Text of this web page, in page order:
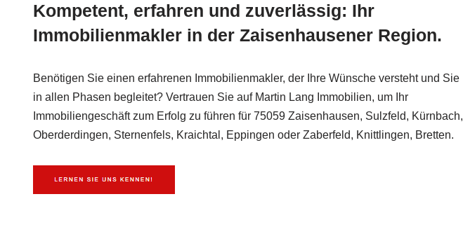
Kompetent, erfahren und zuverlässig: Ihr
Immobilienmakler in der Zaisenhausener Region.
Benötigen Sie einen erfahrenen Immobilienmakler, der Ihre Wünsche versteht und Sie
in allen Phasen begleitet? Vertrauen Sie auf Martin Lang Immobilien, um Ihr
Immobiliengeschäft zum Erfolg zu führen für 75059 Zaisenhausen, Sulzfeld, Kürnbach,
Oberderdingen, Sternenfels, Kraichtal, Eppingen oder Zaberfeld, Knittlingen, Bretten.